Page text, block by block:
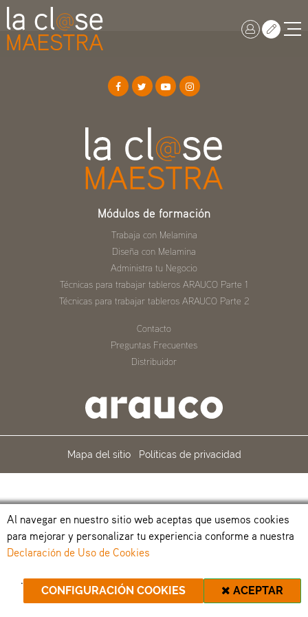
Módulos de formación
Trabaja con Melamina
Diseña con Melamina
Administra tu Negocio
Técnicas para trabajar tableros ARAUCO Parte 1
Técnicas para trabajar tableros ARAUCO Parte 2
Contacto
Preguntas Frecuentes
Distribuidor
Mapa del sitio Políticas de privacidad
Al navegar en nuestro sitio web aceptas que usemos cookies
para mejorar y personalizar tu experiencia conforme a nuestra
Declaración de Uso de Cookies
ACEPTAR
CONFIGURACIÓN COOKIES
.